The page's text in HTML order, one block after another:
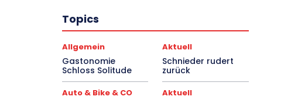
Topics
Allgemein
Gastonomie
Schloss Solitude
Aktuell
Schnieder rudert
zurück
Auto & Bike & CO Aktuell